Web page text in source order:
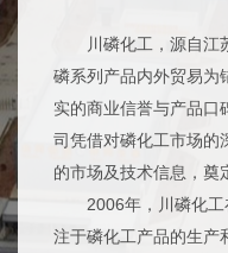
川磷化工，源自江苏
磷系列产品内外贸易为
实的商业信誉与产品口
司凭借对磷化工市场的
的市场及技术信息，奠
2006年，川磷化工
注于磷化工产品的生产